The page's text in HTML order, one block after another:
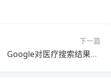
下一篇
Google对医疗搜索结果更聚焦，加强疾病信息推广